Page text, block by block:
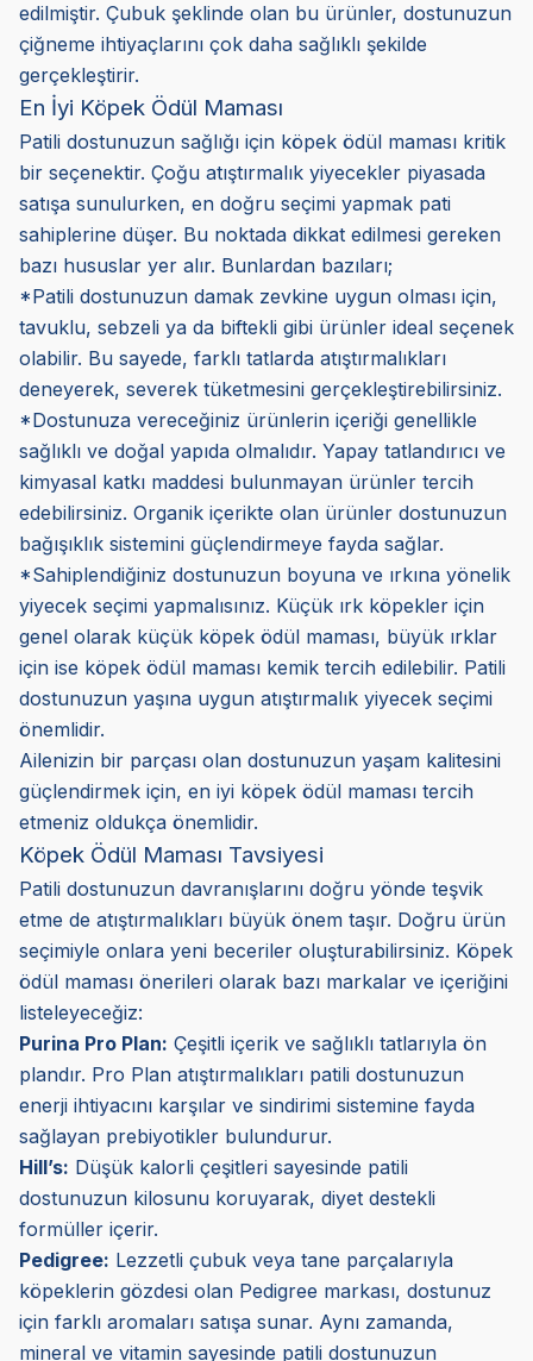
edilmiştir. Çubuk şeklinde olan bu ürünler, dostunuzun
çiğneme ihtiyaçlarını çok daha sağlıklı şekilde
gerçekleştirir.
En İyi Köpek Ödül Maması
Patili dostunuzun sağlığı için köpek ödül maması kritik
bir seçenektir. Çoğu atıştırmalık yiyecekler piyasada
satışa sunulurken, en doğru seçimi yapmak pati
sahiplerine düşer. Bu noktada dikkat edilmesi gereken
bazı hususlar yer alır. Bunlardan bazıları;
*Patili dostunuzun damak zevkine uygun olması için,
tavuklu, sebzeli ya da biftekli gibi ürünler ideal seçenek
olabilir. Bu sayede, farklı tatlarda atıştırmalıkları
deneyerek, severek tüketmesini gerçekleştirebilirsiniz.
*Dostunuza vereceğiniz ürünlerin içeriği genellikle
sağlıklı ve doğal yapıda olmalıdır. Yapay tatlandırıcı ve
kimyasal katkı maddesi bulunmayan ürünler tercih
edebilirsiniz. Organik içerikte olan ürünler dostunuzun
bağışıklık sistemini güçlendirmeye fayda sağlar.
*Sahiplendiğiniz dostunuzun boyuna ve ırkına yönelik
yiyecek seçimi yapmalısınız. Küçük ırk köpekler için
genel olarak küçük köpek ödül maması, büyük ırklar
için ise köpek ödül maması kemik tercih edilebilir. Patili
dostunuzun yaşına uygun atıştırmalık yiyecek seçimi
önemlidir.
Ailenizin bir parçası olan dostunuzun yaşam kalitesini
güçlendirmek için, en iyi köpek ödül maması tercih
etmeniz oldukça önemlidir.
Köpek Ödül Maması Tavsiyesi
Patili dostunuzun davranışlarını doğru yönde teşvik
etme de atıştırmalıkları büyük önem taşır. Doğru ürün
seçimiyle onlara yeni beceriler oluşturabilirsiniz. Köpek
ödül maması önerileri olarak bazı markalar ve içeriğini
listeleyeceğiz:
Purina Pro Plan: Çeşitli içerik ve sağlıklı tatlarıyla ön
plandır. Pro Plan atıştırmalıkları patili dostunuzun
enerji ihtiyacını karşılar ve sindirimi sistemine fayda
sağlayan prebiyotikler bulundurur.
Hill’s: Düşük kalorli çeşitleri sayesinde patili
dostunuzun kilosunu koruyarak, diyet destekli
formüller içerir.
Pedigree: Lezzetli çubuk veya tane parçalarıyla
köpeklerin gözdesi olan Pedigree markası, dostunuz
için farklı aromaları satışa sunar. Aynı zamanda,
mineral ve vitamin sayesinde patili dostunuzun